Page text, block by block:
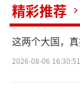
精彩推荐
这两个大国，
2026-08-06 16:30:51